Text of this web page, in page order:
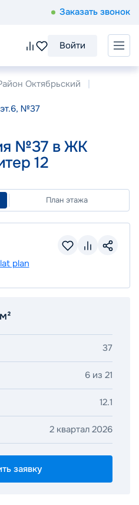
Заказать звонок
Войти
Октябрьский
№37
№37 в ЖК
12
План этажа
37
6 из 21
12.1
2 квартал 2026
заявку